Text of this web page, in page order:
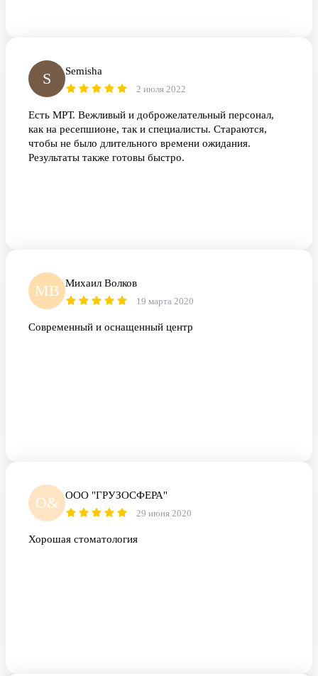
S Semisha
2 июля 2022
Есть МРТ. Вежливый и доброжелательный персонал,
как на ресепшионе, так и специалисты. Стараются,
чтобы не было длительного времени ожидания.
Результаты также готовы быстро.
МВ Михаил Волков
19 марта 2020
Современный и оснащенный центр
О& ООО "ГРУЗОСФЕРА"
29 июня 2020
Хорошая стоматология